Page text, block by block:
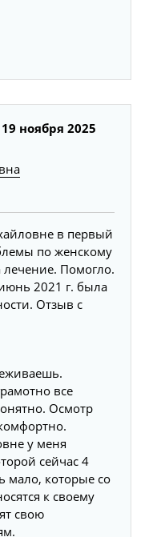
ноября 2025
в первый
по женскому
Помогло.
2021 г. была
Отзыв с
все
Осмотр
у меня
сейчас 4
мало, которые со
к своему
свою